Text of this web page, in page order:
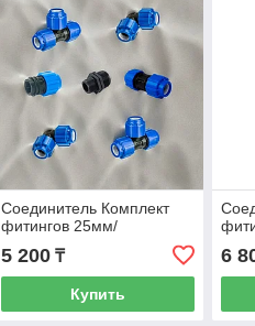
Соединитель Комплект
фитингов 25мм/
5 200₸
Купить
6